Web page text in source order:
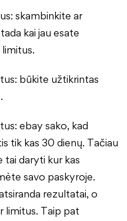
skambinkite ar
kai jau esate
būkite užtikrintas
ebay sako, kad
tik kas 30 dienų. Tačiau
tai daryti kur kas
savo paskyroje.
rezultatai, o
limitus. Taip pat